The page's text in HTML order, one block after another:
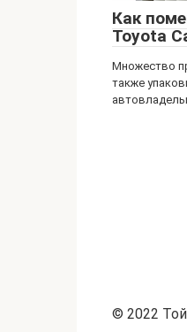
Как
Toyota
Множество
также
© 2022